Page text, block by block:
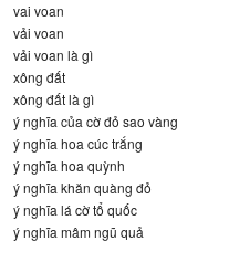
vai voan
vải voan
vải voan là gì
xông đất
xông đất là gì
ý nghĩa của cờ đỏ sao vàng
ý nghĩa hoa cúc trắng
ý nghĩa hoa quỳnh
ý nghĩa khăn quàng đỏ
ý nghĩa lá cờ tổ quốc
ý nghĩa mâm ngũ quả